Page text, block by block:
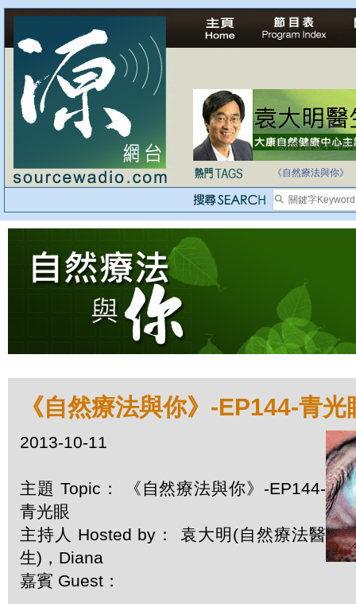
法治社會並不等同
《自然療法與你》
《自然療法與你》-EP144-青光
2013-10-11
主題 Topic： 《自然療法與你》-EP144-
青光眼
主持人 Hosted by： 袁大明(自然療法醫
生)，Diana
嘉賓 Guest：